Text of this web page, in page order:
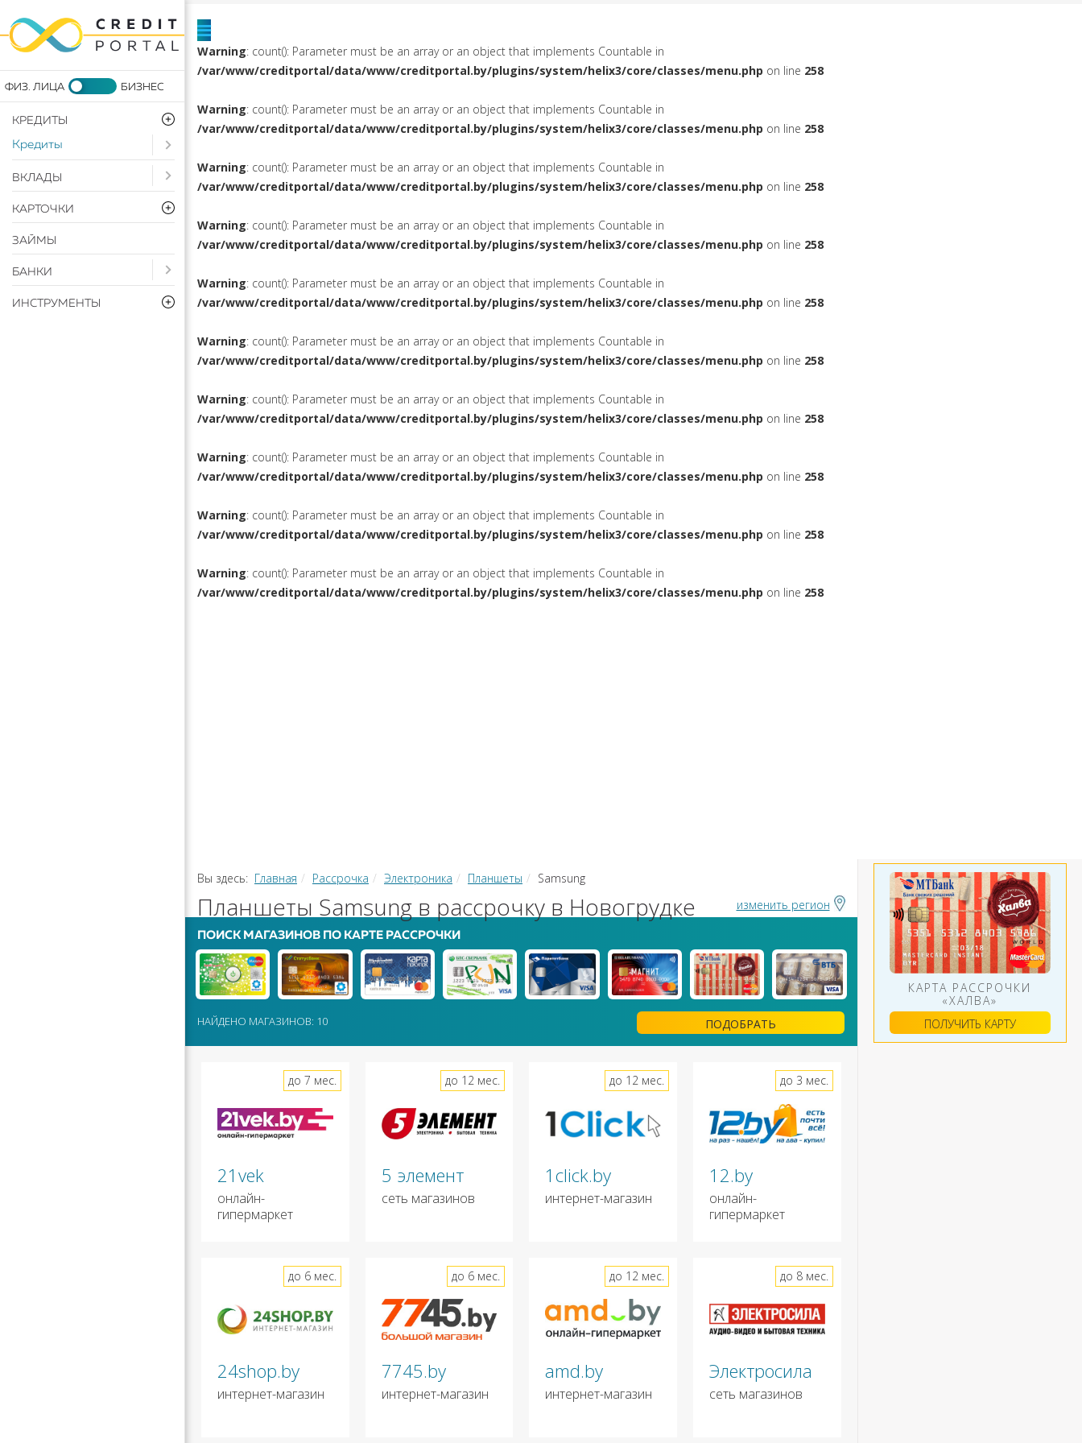
КРЕДИТЫ
Open submenu ( Кредиты)
Кредиты
Open submenu ( Вклады)
ВКЛАДЫ
КАРТОЧКИ
ЗАЙМЫ
Open submenu ( Банки)
БАНКИ
ИНСТРУМЕНТЫ
Warning: count(): Parameter must be an array or an object that implements Countable in
/var/www/creditportal/data/www/creditportal.by/plugins/system/helix3/core/classes/menu.php on line 258
Warning: count(): Parameter must be an array or an object that implements Countable in
/var/www/creditportal/data/www/creditportal.by/plugins/system/helix3/core/classes/menu.php on line 258
Warning: count(): Parameter must be an array or an object that implements Countable in
/var/www/creditportal/data/www/creditportal.by/plugins/system/helix3/core/classes/menu.php on line 258
Warning: count(): Parameter must be an array or an object that implements Countable in
/var/www/creditportal/data/www/creditportal.by/plugins/system/helix3/core/classes/menu.php on line 258
Warning: count(): Parameter must be an array or an object that implements Countable in
/var/www/creditportal/data/www/creditportal.by/plugins/system/helix3/core/classes/menu.php on line 258
Warning: count(): Parameter must be an array or an object that implements Countable in
/var/www/creditportal/data/www/creditportal.by/plugins/system/helix3/core/classes/menu.php on line 258
Warning: count(): Parameter must be an array or an object that implements Countable in
/var/www/creditportal/data/www/creditportal.by/plugins/system/helix3/core/classes/menu.php on line 258
Warning: count(): Parameter must be an array or an object that implements Countable in
/var/www/creditportal/data/www/creditportal.by/plugins/system/helix3/core/classes/menu.php on line 258
Warning: count(): Parameter must be an array or an object that implements Countable in
/var/www/creditportal/data/www/creditportal.by/plugins/system/helix3/core/classes/menu.php on line 258
Warning: count(): Parameter must be an array or an object that implements Countable in
/var/www/creditportal/data/www/creditportal.by/plugins/system/helix3/core/classes/menu.php on line 258
Вы здесь: Главная Рассрочка Электроника Планшеты Samsung
Планшеты Samsung в рассрочку в Новогрудке изменить регион
ПОИСК МАГАЗИНОВ ПО КАРТЕ РАССРОЧКИ
НАЙДЕНО МАГАЗИНОВ: 10 ПОДОБРАТЬ
21vek
онлайн-
гипермаркет
до 7 мес.
5 элемент
сеть магазинов
до 12 мес.
1click.by
интернет-магазин
до 12 мес.
12.by
онлайн-
гипермаркет
до 3 мес.
24shop.by
интернет-магазин
до 6 мес.
7745.by
интернет-магазин
до 6 мес.
amd.by
интернет-магазин
до 12 мес.
Электросила
сеть магазинов
до 8 мес.
КАРТА РАССРОЧКИ
«ХАЛВА»
ПОЛУЧИТЬ КАРТУ